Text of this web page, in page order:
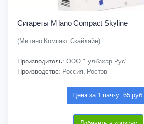
Сигареты Milano Compact Skyline
(Милано Компакт Скайлайн)
Производитель: ООО "Гулбахар Рус"
Производство: Россия, Ростов
Цена за 1 пачку: 65 руб.